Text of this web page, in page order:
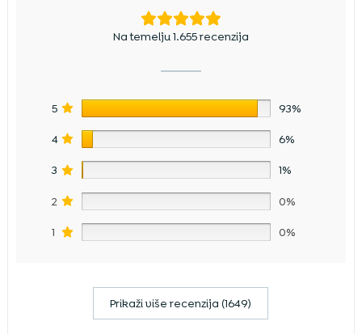
Na temelju 1.655 recenzija
5 93%
4 6%
3 1%
2 0%
1 0%
Prikaži više recenzija (1649)